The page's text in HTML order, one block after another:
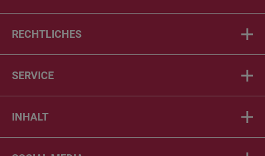
RECHTLICHES
SERVICE
INHALT